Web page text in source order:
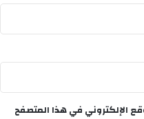
الإلكتروني في هذا المتصفح